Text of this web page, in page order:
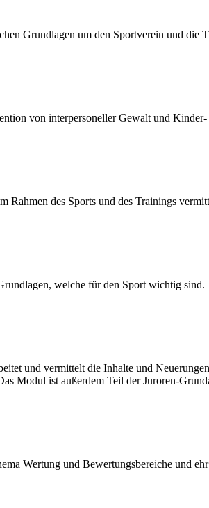
Grundlagen um den Sportverein und die
von interpersoneller Gewalt und Kinder-
des Sports und des Trainings
welche für den Sport wichtig sind.
und vermittelt die Inhalte und
Modul ist außerdem Teil der Juroren-
Wertung und Bewertungsbereiche und